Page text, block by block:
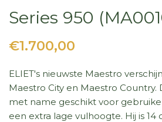
Series 950
€1.700,00
ELIET's nieuwste Maestro
Maestro City en Maestro Country.
met name geschikt voor
een extra lage vulhoogte. Hij is 14